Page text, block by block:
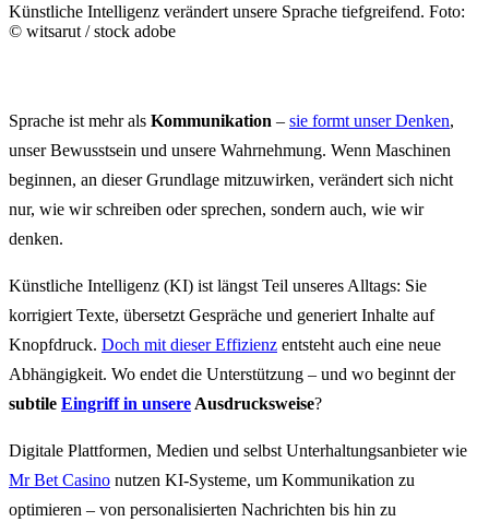
Künstliche Intelligenz verändert unsere Sprache tiefgreifend. Foto:
© witsarut / stock adobe
Sprache ist mehr als Kommunikation – sie formt unser Denken,
unser Bewusstsein und unsere Wahrnehmung. Wenn Maschinen
beginnen, an dieser Grundlage mitzuwirken, verändert sich nicht
nur, wie wir schreiben oder sprechen, sondern auch, wie wir
denken.
Künstliche Intelligenz (KI) ist längst Teil unseres Alltags: Sie
korrigiert Texte, übersetzt Gespräche und generiert Inhalte auf
Knopfdruck. Doch mit dieser Effizienz entsteht auch eine neue
Abhängigkeit. Wo endet die Unterstützung – und wo beginnt der
subtile Eingriff in unsere Ausdrucksweise?
Digitale Plattformen, Medien und selbst Unterhaltungsanbieter wie
Mr Bet Casino nutzen KI-Systeme, um Kommunikation zu
optimieren – von personalisierten Nachrichten bis hin zu